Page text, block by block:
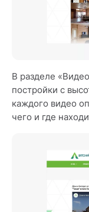
В разделе
постройки с
каждого видео
чего и где